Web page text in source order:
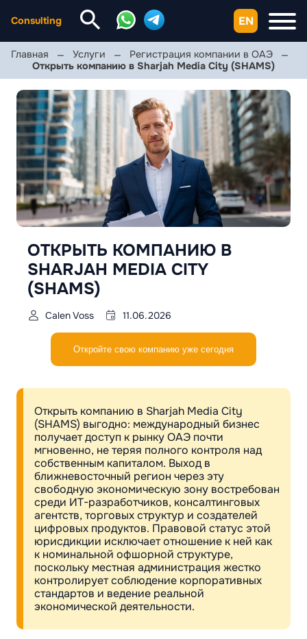
Consulting EN
Главная Услуги
Регистрация компании в ОАЭ
Открыть компанию в Sharjah Media City (SHAMS)
ОТКРЫТЬ КОМПАНИЮ В
SHARJAH MEDIA CITY
(SHAMS)
Calen Voss 11.06.2026
Откройте свою компанию уже сегодня
Открыть компанию в Sharjah Media City
(SHAMS) выгодно: международный бизнес
получает доступ к рынку ОАЭ почти
мгновенно, не теряя полного контроля над
собственным капиталом. Выход в
ближневосточный регион через эту
свободную экономическую зону востребован
среди ИТ-разработчиков, консалтинговых
агентств, торговых структур и создателей
цифровых продуктов. Правовой статус этой
юрисдикции исключает отношение к ней как
к номинальной офшорной структуре,
поскольку местная администрация жестко
контролирует соблюдение корпоративных
стандартов и ведение реальной
экономической деятельности.